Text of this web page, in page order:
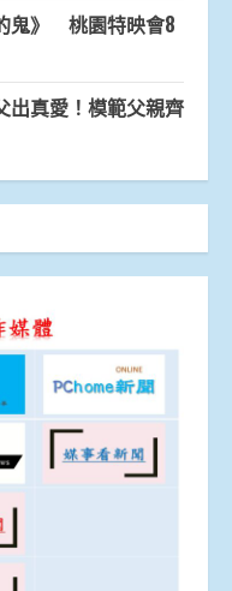
鬼》 桃園特映會8
真愛！模範父親齊